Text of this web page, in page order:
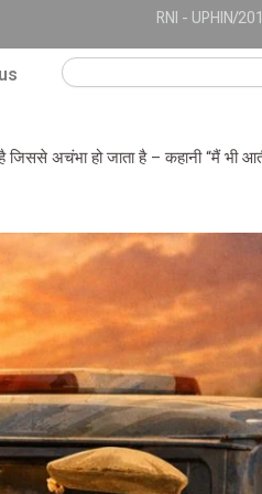
RNI - UPHIN/
Search
अचंभा हो जाता है – कहानी “मैं भी